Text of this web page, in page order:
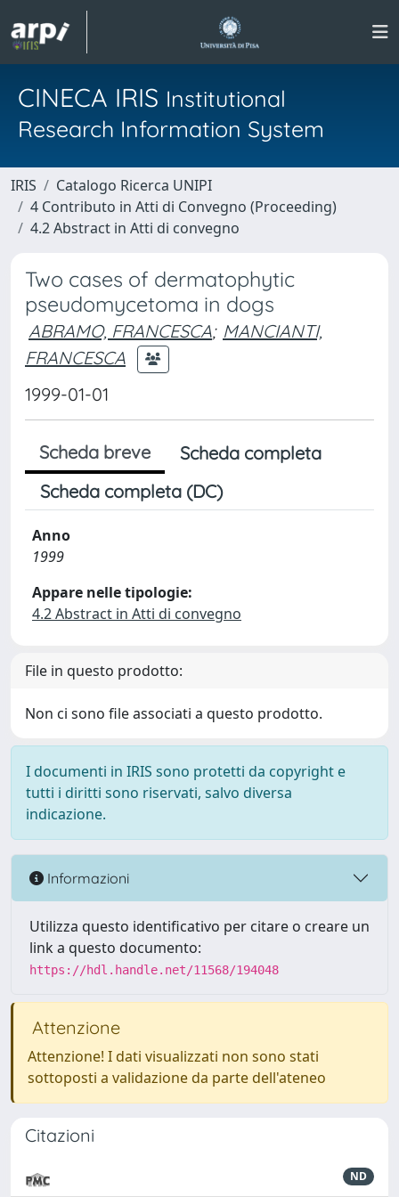
CINECA IRIS Institutional
Research Information System
IRIS
Catalogo Ricerca UNIPI
4 Contributo in Atti di Convegno (Proceeding)
4.2 Abstract in Atti di convegno
Two cases of dermatophytic
pseudomycetoma in dogs
ABRAMO, FRANCESCA; MANCIANTI,
FRANCESCA
1999-01-01
Scheda breve
Scheda completa
Scheda completa (DC)
Anno
1999
Appare nelle tipologie:
4.2 Abstract in Atti di convegno
File in questo prodotto:
Non ci sono file associati a questo prodotto.
I documenti in IRIS sono protetti da copyright e
tutti i diritti sono riservati, salvo diversa
indicazione.
Informazioni
Utilizza questo identificativo per citare o creare un
link a questo documento:
https://hdl.handle.net/11568/194048
Attenzione
Attenzione! I dati visualizzati non sono stati
sottoposti a validazione da parte dell'ateneo
Citazioni
ND